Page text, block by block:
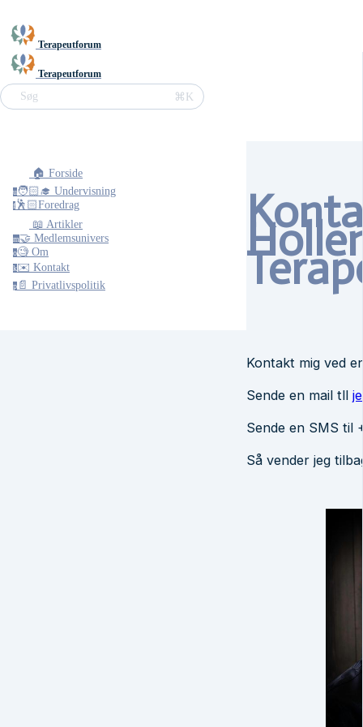
Terapeutforum
Terapeutforum
Søg ⌘K
🏠 Forside
u🧑🏻‍🎓 Undervisning
f🕺🏻Foredrag
📖 Artikler
m🤝 Medlemsunivers
o🧐 Om
k✉️ Kontakt
p 📄 Privatlivspolitik
Kontakt mig ved
Sende en mail tll
Sende en SMS til
Så vender jeg